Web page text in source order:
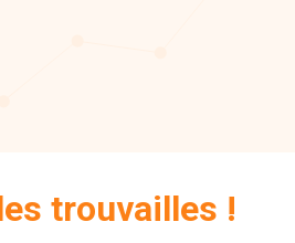
trouvailles !